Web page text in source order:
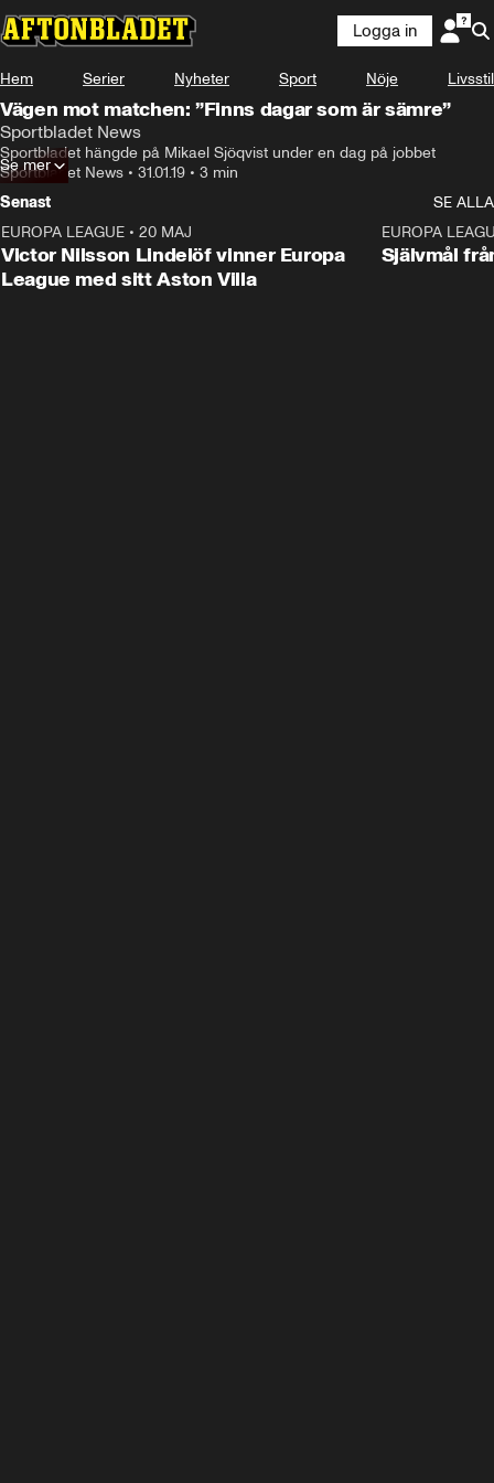
Logga in
Hem Serier Nyheter Sport Nöje Livsstil
Vägen mot matchen: ”Finns dagar som är sämre”
Sportbladet News
Sportbladet hängde på Mikael Sjöqvist under en dag på jobbet
Sportbladet News • 31.01.19 • 3 min
Se mer
Senast
SE ALLA
EUROPA LEAGUE • 20 MAJ
Victor Nilsson Lindelöf vinner Europa
League med sitt Aston Villa
EUROPA
Självmål